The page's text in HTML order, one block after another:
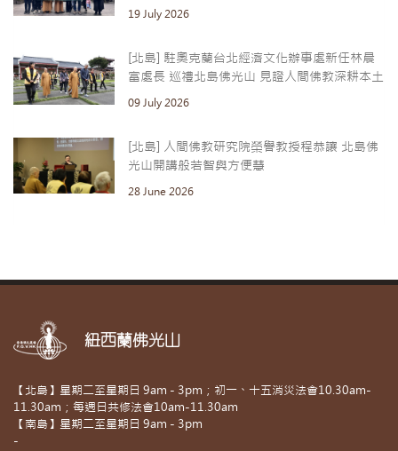
19 July 2026
[北島] 駐奧克蘭台北經濟文化辦事處新任林晨
富處長 巡禮北島佛光山 見證人間佛教深耕本土
09 July 2026
[北島] 人間佛教研究院榮譽教授程恭讓 北島佛
光山開講般若智與方便慧
28 June 2026
紐西蘭佛光山
【北島】星期二至星期日 9am - 3pm；初一、十五消災法會10.30am-
11.30am；每週日共修法會10am-11.30am
【南島】星期二至星期日 9am - 3pm
-